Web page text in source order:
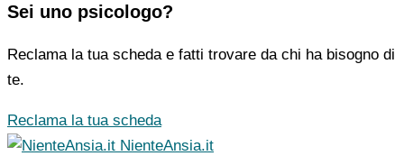
Sei uno psicologo?
Reclama la tua scheda e fatti trovare da chi ha bisogno di
te.
Reclama la tua scheda
NienteAnsia.it